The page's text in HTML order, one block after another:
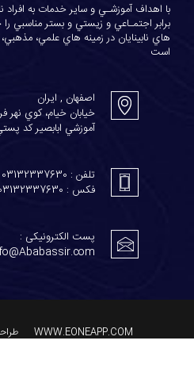
با اهداف آموزشـي و ساير خدمات به افراد
برابر اجتمـاعي و زيستي و بستر مناسبي
هاي نابينايان در زمينه هاي علمي،
است
اصفهان , ایران
آموزشي ابابصير كد پستي:
تلفن : 03132337630 | 03132362030
فکس : 03132337630
پست الکترونیکی :
WWW.EONEAPP.COM